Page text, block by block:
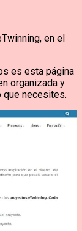
en el
es esta página
organizada y
que necesites.